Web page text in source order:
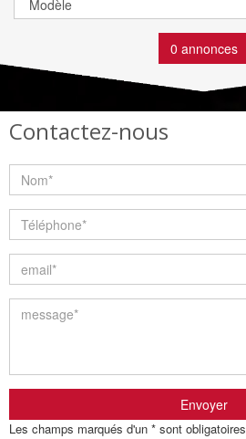
0 annonces
Contactez-nous
Envoyer
Les champs marqués d'un * sont obligatoires